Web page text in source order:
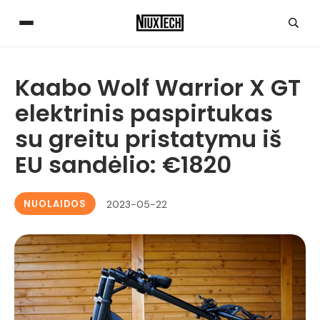
Kaabo Wolf Warrior X GT
elektrinis paspirtukas
su greitu pristatymu iš
EU sandėlio: €1820
NUOLAIDOS 2023-05-22